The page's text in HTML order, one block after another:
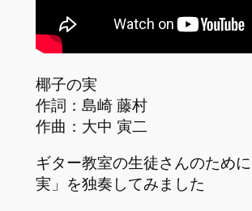
椰子の実
作詞：島崎 藤村
作曲：大中 寅二
ギター教室の生徒さんのため
実」を独奏してみました